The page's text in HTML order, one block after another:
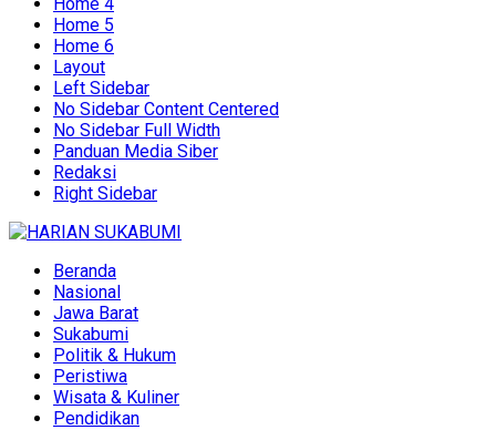
Home 5
Home 6
Layout
Left Sidebar
No Sidebar Content Centered
No Sidebar Full Width
Panduan Media Siber
Redaksi
Right Sidebar
Beranda
Nasional
Jawa Barat
Sukabumi
Politik & Hukum
Peristiwa
Wisata & Kuliner
Pendidikan